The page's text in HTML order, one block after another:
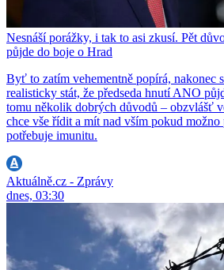
Nesnáší porážky, i tak to asi zkusí. Pět
půjde do boje o Hrad
Byť to zatím vehementně popírá, nakonec
realisticky stát, že předseda hnutí ANO
tomu několik dobrých důvodů – obzvlášť
chce vše řídit a mít nad vším pokud
potřebuje imunitu.
Aktuálně.cz - Zprávy
dnes, 03:30